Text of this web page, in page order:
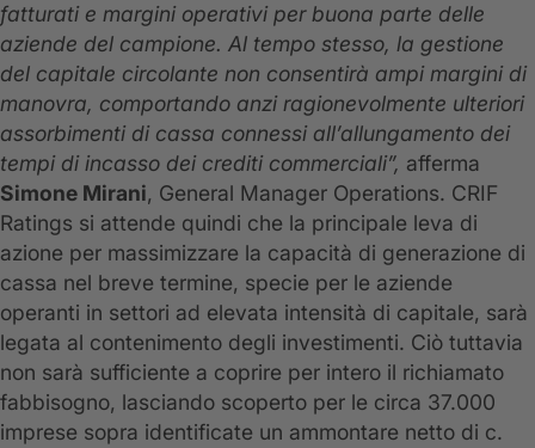
fatturati e margini operativi per buona parte delle
aziende del campione. Al tempo stesso, la gestione
del capitale circolante non consentirà ampi margini di
manovra, comportando anzi ragionevolmente ulteriori
assorbimenti di cassa connessi all’allungamento dei
tempi di incasso dei crediti commerciali”, afferma
Simone Mirani, General Manager Operations. CRIF
Ratings si attende quindi che la principale leva di
azione per massimizzare la capacità di generazione di
cassa nel breve termine, specie per le aziende
operanti in settori ad elevata intensità di capitale, sarà
legata al contenimento degli investimenti. Ciò tuttavia
non sarà sufficiente a coprire per intero il richiamato
fabbisogno, lasciando scoperto per le circa 37.000
imprese sopra identificate un ammontare netto di c.